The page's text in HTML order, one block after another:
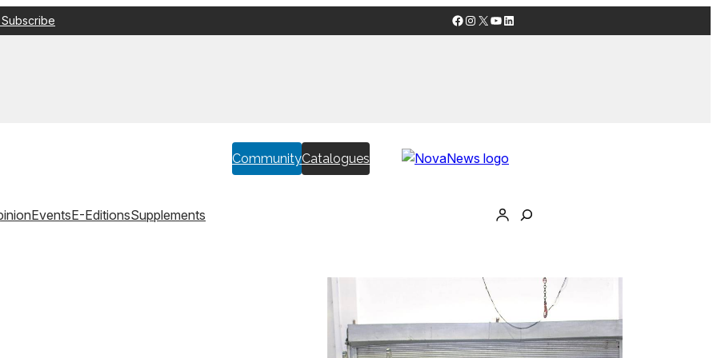
Facebook
Instagram
X YouTube
LinkedIn
CommunityCatalogues
EventsE-EditionsSupplements